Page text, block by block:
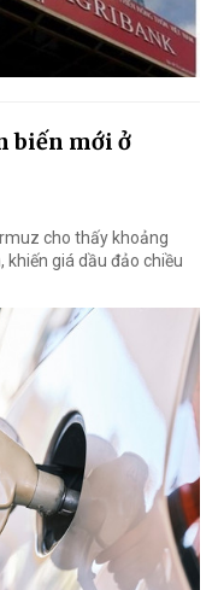
biến mới ở
cho thấy khoảng
giá dầu đảo chiều